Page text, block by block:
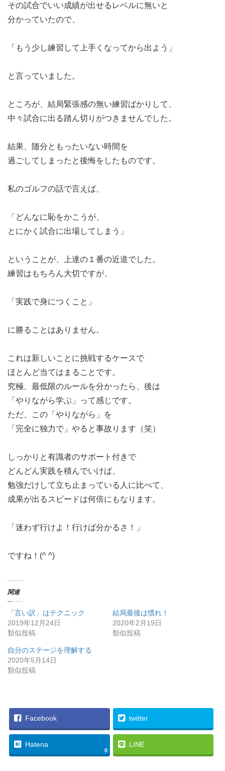
その試合でいい成績が出せるレベルに無いと
分かっていたので、
「もう少し練習して上手くなってから出よう」
と言っていました。
ところが、結局緊張感の無い練習ばかりして、
中々試合に出る踏ん切りがつきませんでした。
結果、随分ともったいない時間を
過ごしてしまったと後悔をしたものです。
私のゴルフの話で言えば、
「どんなに恥をかこうが、
とにかく試合に出場してしまう」
ということが、上達の１番の近道でした。
練習はもちろん大切ですが、
「実践で身につくこと」
に勝ることはありません。
これは新しいことに挑戦するケースで
ほとんど当てはまることです。
究極、最低限のルールを分かったら、後は
「やりながら学ぶ」って感じです。
ただ、この「やりながら」を
「完全に独力で」やると事故ります（笑）
しっかりと有識者のサポート付きで
どんどん実践を積んでいけば、
勉強だけして立ち止まっている人に比べて、
成果が出るスピードは何倍にもなります。
「迷わず行けよ！行けば分かるさ！」
ですね！(^ ^)
関連
「言い訳」はテクニック
2019年12月24日
類似投稿
結局最後は慣れ！
2020年2月19日
類似投稿
自分のステージを理解する
2020年5月14日
類似投稿
Facebook twitter
Hatena
0
LINE